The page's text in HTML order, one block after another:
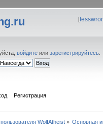
[
войдите или зарегистрируйтесь
Регистрация
WolfAtheist» Основная